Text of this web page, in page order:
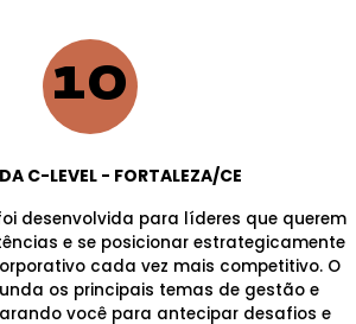
10
C-LEVEL - FORTALEZA/CE
desenvolvida para líderes que querem
e se posicionar estrategicamente
cada vez mais competitivo. O
os principais temas de gestão e
você para antecipar desafios e